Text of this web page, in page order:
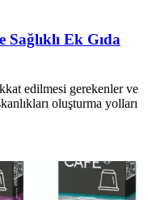
Ek Gıda
edilmesi gerekenler ve
oluşturma yolları